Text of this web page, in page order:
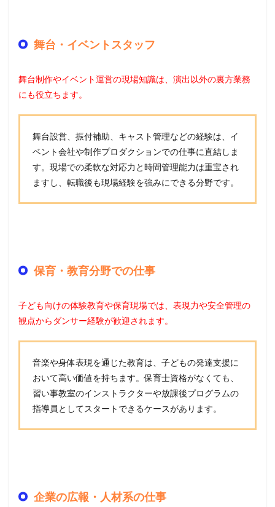
舞台・イベントスタッフ
舞台制作やイベント運営の現場知識は、演出以外の裏方業務
にも役立ちます。
舞台設営、振付補助、キャスト管理などの経験は、イ
ベント会社や制作プロダクションでの仕事に直結しま
す。現場での柔軟な対応力と時間管理能力は重宝され
ますし、転職後も現場経験を強みにできる分野です。
保育・教育分野での仕事
子ども向けの体験教育や保育現場では、表現力や安全管理の
観点からダンサー経験が歓迎されます。
音楽や身体表現を通じた教育は、子どもの発達支援に
おいて高い価値を持ちます。保育士資格がなくても、
習い事教室のインストラクターや放課後プログラムの
指導員としてスタートできるケースがあります。
企業の広報・人材系の仕事